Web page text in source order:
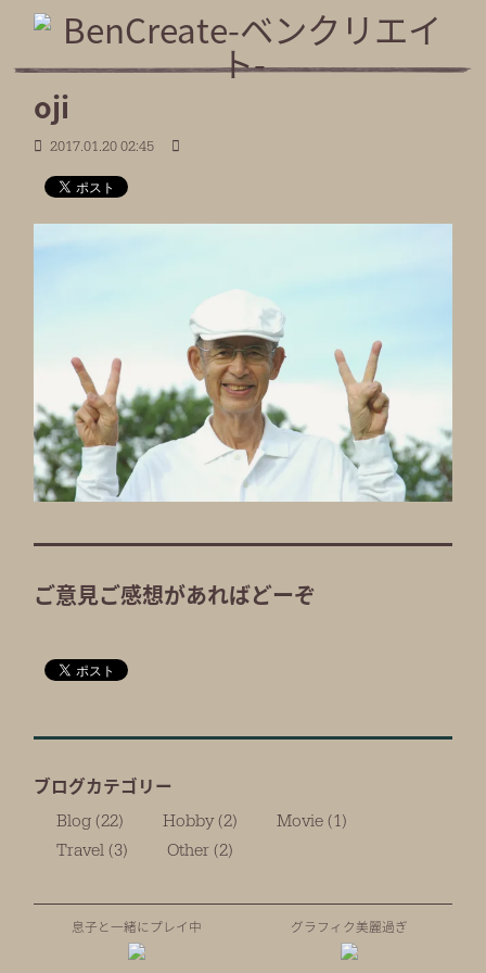
oji
2017.01.20 02:45
ご意見ご感想があればどーぞ
ブログカテゴリー
Blog (22) Hobby (2)
Movie (1)
Travel (3)
Other (2)
息子と一緒にプレイ中 グラフィク美麗過ぎ